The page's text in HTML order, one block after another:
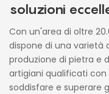
soluzioni
Con un'area di oltre
dispone di una varietà
produzione di pietra e
artigiani qualificati con
soddisfare e superare